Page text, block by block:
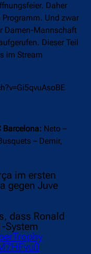
Daher
Programm. Und zwar
Damen-Mannschaft
Dieser Teil
im Stream
Barcelona: Neto –
– Demir,
im ersten
gegen Juve
dass Ronald
System